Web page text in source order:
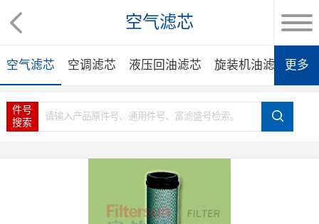
空气滤芯
空气滤芯 空调滤芯 液压回油滤芯 旋装机油滤芯 旋
更多
件号
搜索